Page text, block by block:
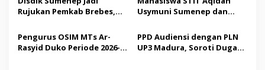
s
Rujukan Pemkab Brebes,
Pendidikan Berbasis
Budaya
Usymuni Sumenep dan
Jenazah WNI Asal Aceh di
Malaysia
Pengurus OSIM MTs Ar-
Rasyid Duko Periode 2026-
PPD Audiensi dengan PLN
UP3 Madura, Soroti Dugaan